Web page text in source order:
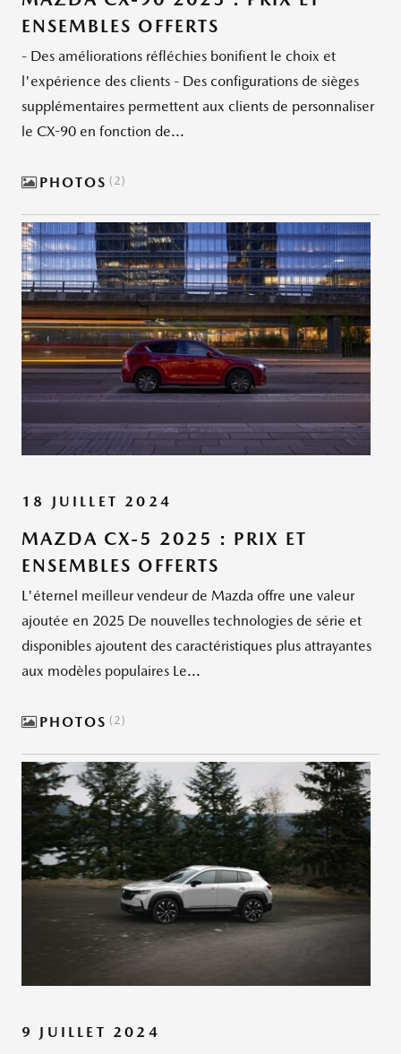
ENSEMBLES OFFERTS
- Des améliorations réfléchies bonifient le choix et
l'expérience des clients - Des configurations de sièges
supplémentaires permettent aux clients de personnaliser
le CX-90 en fonction de...
PHOTOS 2
18 JUILLET 2024
MAZDA CX-5 2025 : PRIX ET
ENSEMBLES OFFERTS
L'éternel meilleur vendeur de Mazda offre une valeur
ajoutée en 2025 De nouvelles technologies de série et
disponibles ajoutent des caractéristiques plus attrayantes
aux modèles populaires Le...
PHOTOS 2
9 JUILLET 2024